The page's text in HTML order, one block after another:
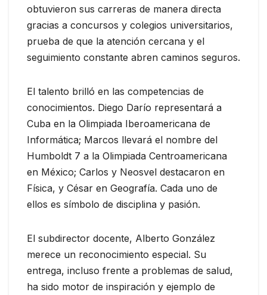
obtuvieron sus carreras de manera directa
gracias a concursos y colegios universitarios,
prueba de que la atención cercana y el
seguimiento constante abren caminos seguros.
El talento brilló en las competencias de
conocimientos. Diego Darío representará a
Cuba en la Olimpiada Iberoamericana de
Informática; Marcos llevará el nombre del
Humboldt 7 a la Olimpiada Centroamericana
en México; Carlos y Neosvel destacaron en
Física, y César en Geografía. Cada uno de
ellos es símbolo de disciplina y pasión.
El subdirector docente, Alberto González
merece un reconocimiento especial. Su
entrega, incluso frente a problemas de salud,
ha sido motor de inspiración y ejemplo de